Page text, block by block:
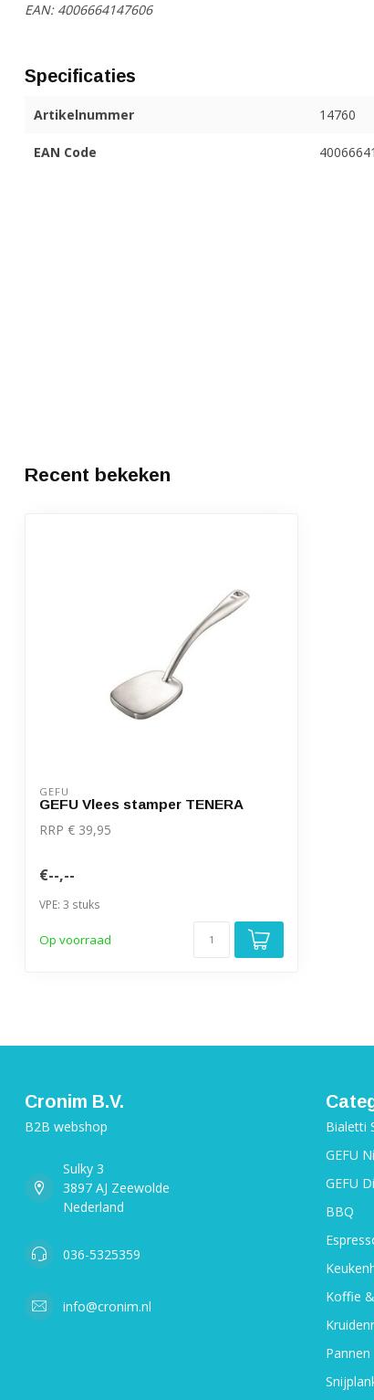
EAN: 4006664147606
Specificaties
Artikelnummer 14760
EAN Code
Recent bekeken
GEFU
GEFU Vlees stamper TENERA
RRP € 39,95
€--,--
VPE: 3 stuks
Op voorraad
Cronim B.V.
B2B webshop
Sulky 3
3897 AJ Zeewolde
Nederland
036-5325359
info@cronim.nl
Bialetti
GEFU
GEFU
BBQ
Koffie
Pannen